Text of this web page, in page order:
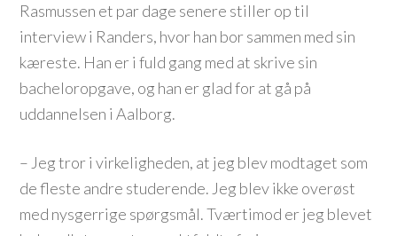
Rasmussen et par dage senere stiller op til
interview i Randers, hvor han bor sammen med sin
kæreste. Han er i fuld gang med at skrive sin
bacheloropgave, og han er glad for at gå på
uddannelsen i Aalborg.
– Jeg tror i virkeligheden, at jeg blev modtaget som
de fleste andre studerende. Jeg blev ikke overøst
med nysgerrige spørgsmål. Tværtimod er jeg blevet